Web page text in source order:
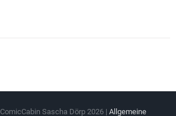
Sascha Dörp 2026 | Allgemeine